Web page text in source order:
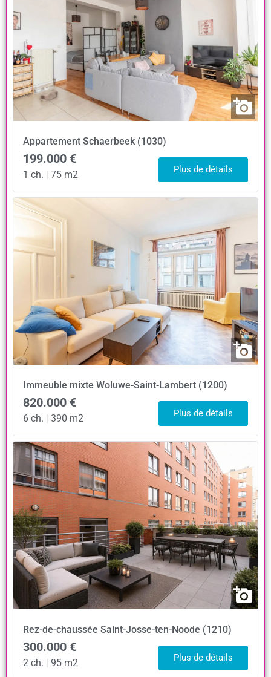
Appartement Schaerbeek (1030)
199.000 €
1 ch. | 75 m2 Plus de détails
Immeuble mixte Woluwe-Saint-Lambert (1200)
820.000 €
6 ch. 390 m2 Plus de détails
Rez-de-chaussée Saint-Josse-ten-Noode (1210)
300.000 €
2 ch. | 95 m2 Plus de détails